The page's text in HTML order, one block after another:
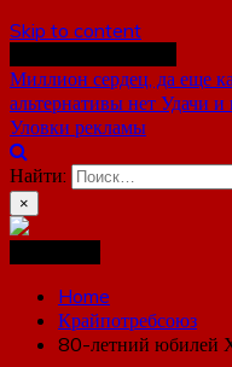
Skip to content
Миллион сердец, да еще
альтернативы нет Удачи и
Уловки рекламы
Найти:
×
Home
Крайпотребсоюз
80-летний юбилей